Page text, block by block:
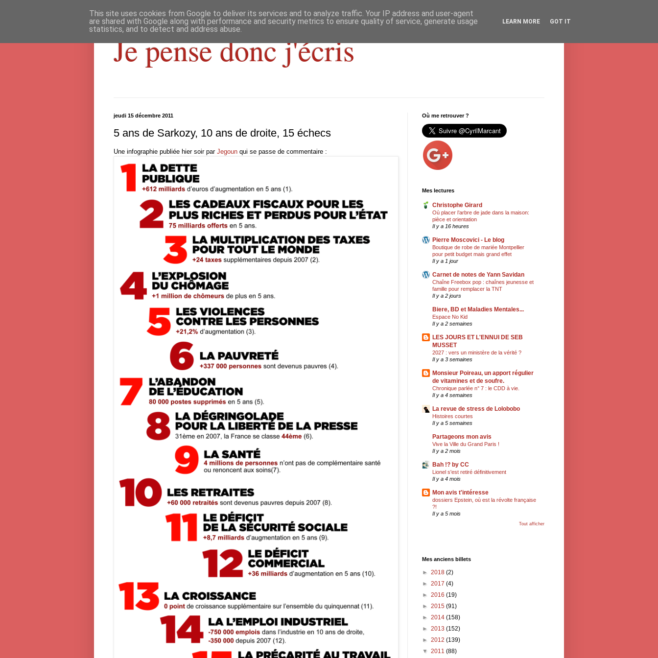
Je pense donc j'écris
jeudi 15 décembre 2011
5 ans de Sarkozy, 10 ans de droite, 15 échecs
Une infographie publiée hier soir par Jegoun qui se passe de commentaire :
Où me retrouver ?
Mes lectures
Christophe Girard
Où placer l’arbre de jade dans la maison:
pièce et orientation
Il y a 16 heures
Pierre Moscovici - Le blog
Boutique de robe de mariée Montpellier
pour petit budget mais grand effet
Il y a 1 jour
Carnet de notes de Yann Savidan
Chaîne Freebox pop : chaînes jeunesse et
famille pour remplacer la TNT
Il y a 2 jours
Biere, BD et Maladies Mentales...
Espace No Kid
Il y a 2 semaines
LES JOURS ET L'ENNUI DE SEB
MUSSET
2027 : vers un ministère de la vérité ?
Il y a 3 semaines
Monsieur Poireau, un apport régulier
de vitamines et de soufre.
Chronique parlée n° 7 : le CDD à vie.
Il y a 4 semaines
La revue de stress de Lolobobo
Histoires courtes
Il y a 5 semaines
Partageons mon avis
Vive la Ville du Grand Paris !
Il y a 2 mois
Bah !? by CC
Lionel s'est retiré définitivement
Il y a 4 mois
Mon avis t'intéresse
dossiers Epstein, où est la révolte française
?!
Il y a 5 mois
Tout afficher
Mes anciens billets
► 2018 (2)
► 2017 (4)
► 2016 (19)
► 2015 (91)
► 2014 (158)
► 2013 (152)
► 2012 (139)
▼ 2011 (88)
This site uses cookies from Google to deliver its services and to analyze traffic. Your IP address and user-agent
are shared with Google along with performance and security metrics to ensure quality of service, generate usage
statistics, and to detect and address abuse.
LEARN MORE GOT IT